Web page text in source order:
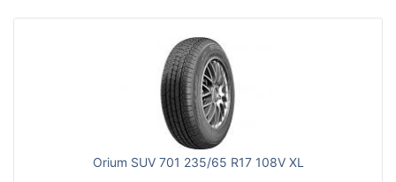
Orium SUV 701 235/65 R17 108V XL